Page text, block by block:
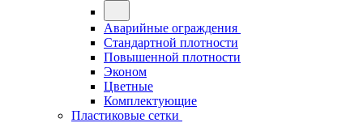
Аварийные ограждения
Стандартной плотности
Повышенной плотности
Эконом
Цветные
Комплектующие
Пластиковые сетки